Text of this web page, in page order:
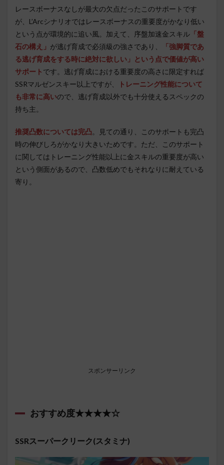
レースボーナスなしが最大の欠点だったこのサポートです
が、L’Arcシナリオではレースボーナスの重要度がかなり低い
という点が環境的に追い風。加えて、序盤加速金スキル 「盤
石の構え」 が逃げ育成で必須級の強さであり、
「強脚質であ
る逃げ育成をする時に絶対に欲しい」という点で価値が高い
サポート です。逃げ育成における重要度の高さに限定すれば
SSRマルゼンスキー以上ですが、
トレーニング性能について
も非常に高いので、逃げ育成以外でも十分使えるスペックの
持ち主。
推奨凸数については完凸。見ての通り、このサポートも完凸
時の伸びしろがかなり大きいためです。ただ、このサポート
に関してはトレーニング性能以上に金スキルの重要度が高い
という側面があるので、凸数低めでもそれなりに耐えている
寄り。
スポンサーリンク
おすすめ度★★★★☆
SSRスーパークリーク(スタミナ)